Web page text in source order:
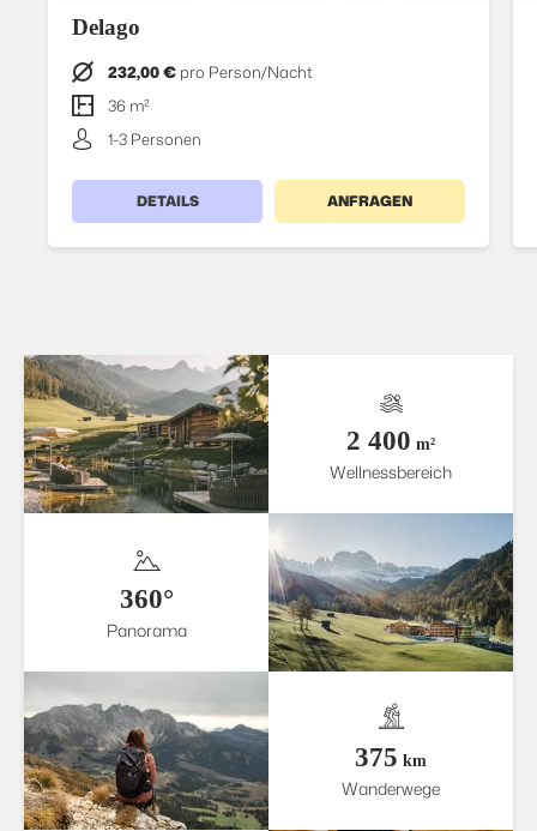
Delago
232,00 € pro Person/Nacht
36 m²
1-3 Personen
DETAILS ANFRAGEN
2 400 m²
Wellnessbereich
360°
Panorama
375 km
Wanderwege